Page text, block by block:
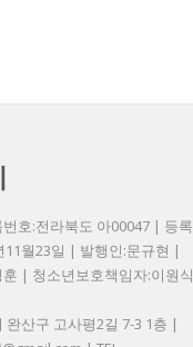
호:전라북도 아00047 | 등록
11월23일 | 발행인:문규현 |
| 청소년보호책임자:이원식
완산구 고사평2길 7-3 1층 |